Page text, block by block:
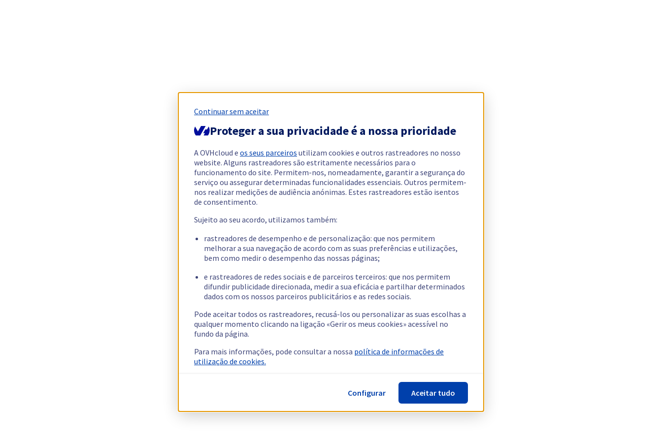
Continuar sem aceitar
Proteger a sua privacidade é a nossa prioridade
A OVHcloud e os seus parceiros utilizam cookies e outros rastreadores no nosso
website. Alguns rastreadores são estritamente necessários para o
funcionamento do site. Permitem-nos, nomeadamente, garantir a segurança do
serviço ou assegurar determinadas funcionalidades essenciais. Outros permitem-
nos realizar medições de audiência anónimas. Estes rastreadores estão isentos
de consentimento.
Sujeito ao seu acordo, utilizamos também:
rastreadores de desempenho e de personalização: que nos permitem
melhorar a sua navegação de acordo com as suas preferências e utilizações,
bem como medir o desempenho das nossas páginas;
e rastreadores de redes sociais e de parceiros terceiros: que nos permitem
difundir publicidade direcionada, medir a sua eficácia e partilhar determinados
dados com os nossos parceiros publicitários e as redes sociais.
Pode aceitar todos os rastreadores, recusá-los ou personalizar as suas escolhas a
qualquer momento clicando na ligação «Gerir os meus cookies» acessível no
fundo da página.
Para mais informações, pode consultar a nossa política de informações de
utilização de cookies.
Configurar Aceitar tudo